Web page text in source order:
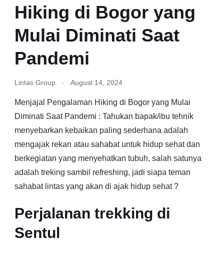
Hiking di Bogor yang
Mulai Diminati Saat
Pandemi
Lintas Group August 14, 2024
Menjajal Pengalaman Hiking di Bogor yang Mulai
Diminati Saat Pandemi : Tahukan bapak/ibu tehnik
menyebarkan kebaikan paling sederhana adalah
mengajak rekan atau sahabat untuk hidup sehat dan
berkegiatan yang menyehatkan tubuh, salah satunya
adalah treking sambil refreshing, jadi siapa teman
sahabat lintas yang akan di ajak hidup sehat ?
Perjalanan trekking di
Sentul